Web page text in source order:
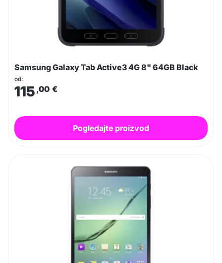
Samsung Galaxy Tab Active3 4G 8" 64GB Black
od:
115 ,00 €
Pogledajte proizvod